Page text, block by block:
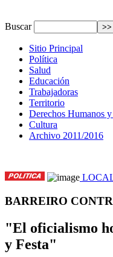
Buscar
Sitio Principal
Política
Salud
Educación
Trabajadoras
Territorio
Derechos Humanos
Cultura
Archivo 2011/2016
BARREIRO
"El oficialismo
y Festa"